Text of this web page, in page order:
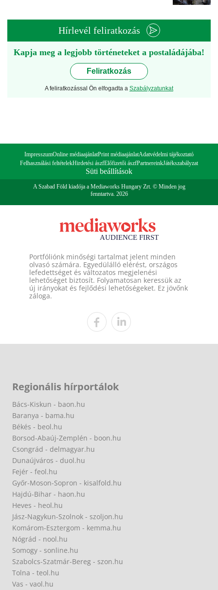
Hírlevél feliratkozás
Kapja meg a legjobb történeteket a postaládájába!
Feliratkozás
A feliratkozással Ön elfogadta a Szabályzatunkat
ImpresszumOnline médiaajánlatPrint médiaajánlatAdatvédelmi tájékoztató
Felhasználási feltételekHirdetési ászfElőfizetői ászfPartnereinkJátékszabályzat
Süti beállítások
A Szabad Föld kiadója a Mediaworks Hungary Zrt. © Minden jog
fenntartva. 2026
Portfóliónk minőségi tartalmat jelent minden
olvasó számára. Egyedülálló elérést, országos
lefedettséget és változatos megjelenési
lehetőséget biztosít. Folyamatosan keressük az
új irányokat és fejlődési lehetőségeket. Ez jövőnk
záloga.
Regionális hírportálok
Bács-Kiskun - baon.hu
Baranya - bama.hu
Békés - beol.hu
Borsod-Abaúj-Zemplén - boon.hu
Csongrád - delmagyar.hu
Dunaújváros - duol.hu
Fejér - feol.hu
Győr-Moson-Sopron - kisalfold.hu
Hajdú-Bihar - haon.hu
Heves - heol.hu
Jász-Nagykun-Szolnok - szoljon.hu
Komárom-Esztergom - kemma.hu
Nógrád - nool.hu
Somogy - sonline.hu
Szabolcs-Szatmár-Bereg - szon.hu
Tolna - teol.hu
Vas - vaol.hu